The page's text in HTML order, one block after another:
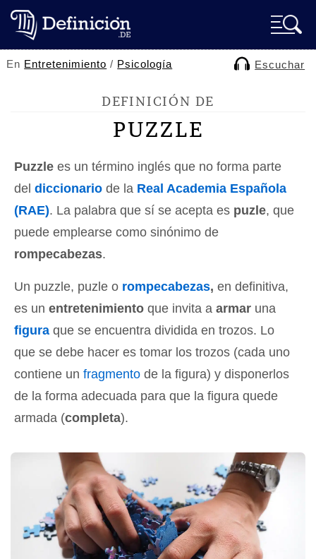
En Entretenimiento / Psicología Escuchar
DEFINICIÓN DE
PUZZLE
Puzzle es un término inglés que no forma parte
del diccionario de la Real Academia Española
(RAE). La palabra que sí se acepta es puzle, que
puede emplearse como sinónimo de
rompecabezas.
Un puzzle, puzle o rompecabezas, en definitiva,
es un entretenimiento que invita a armar una
figura que se encuentra dividida en trozos. Lo
que se debe hacer es tomar los trozos (cada uno
contiene un fragmento de la figura) y disponerlos
de la forma adecuada para que la figura quede
armada (completa).